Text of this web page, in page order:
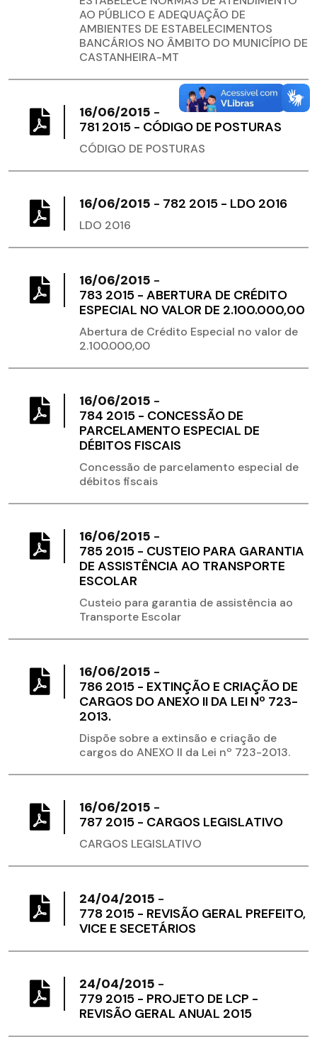
AO PÚBLICO E ADEQUAÇÃO DE
AMBIENTES DE ESTABELECIMENTOS
BANCÁRIOS NO ÂMBITO DO MUNICÍPIO DE
CASTANHEIRA-MT
16/06/2015 -
781 2015 - CÓDIGO DE POSTURAS
CÓDIGO DE POSTURAS
16/06/2015 - 782 2015 - LDO 2016
LDO 2016
16/06/2015 -
783 2015 - ABERTURA DE CRÉDITO
ESPECIAL NO VALOR DE 2.100.000,00
Abertura de Crédito Especial no valor de
2.100.000,00
16/06/2015 -
784 2015 - CONCESSÃO DE
PARCELAMENTO ESPECIAL DE
DÉBITOS FISCAIS
Concessão de parcelamento especial de
débitos fiscais
16/06/2015 -
785 2015 - CUSTEIO PARA GARANTIA
DE ASSISTÊNCIA AO TRANSPORTE
ESCOLAR
Custeio para garantia de assistência ao
Transporte Escolar
16/06/2015 -
786 2015 - EXTINÇÃO E CRIAÇÃO DE
CARGOS DO ANEXO II DA LEI Nº 723-
2013.
Dispõe sobre a extinsão e criação de
cargos do ANEXO II da Lei nº 723-2013.
16/06/2015 -
787 2015 - CARGOS LEGISLATIVO
CARGOS LEGISLATIVO
24/04/2015 -
778 2015 - REVISÃO GERAL PREFEITO,
VICE E SECETÁRIOS
24/04/2015 -
779 2015 - PROJETO DE LCP -
REVISÃO GERAL ANUAL 2015